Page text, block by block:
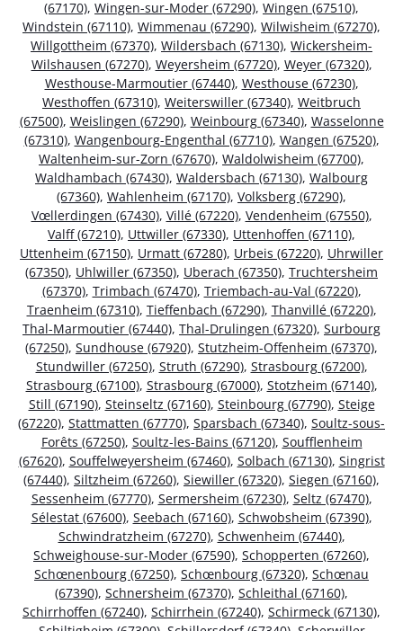
(67170), Wingen-sur-Moder (67290), Wingen (67510),
Windstein (67110), Wimmenau (67290), Wilwisheim (67270),
Willgottheim (67370), Wildersbach (67130), Wickersheim-
Wilshausen (67270), Weyersheim (67720), Weyer (67320),
Westhouse-Marmoutier (67440), Westhouse (67230),
Westhoffen (67310), Weiterswiller (67340), Weitbruch
(67500), Weislingen (67290), Weinbourg (67340), Wasselonne
(67310), Wangenbourg-Engenthal (67710), Wangen (67520),
Waltenheim-sur-Zorn (67670), Waldolwisheim (67700),
Waldhambach (67430), Waldersbach (67130), Walbourg
(67360), Wahlenheim (67170), Volksberg (67290),
Vœllerdingen (67430), Villé (67220), Vendenheim (67550),
Valff (67210), Uttwiller (67330), Uttenhoffen (67110),
Uttenheim (67150), Urmatt (67280), Urbeis (67220), Uhrwiller
(67350), Uhlwiller (67350), Uberach (67350), Truchtersheim
(67370), Trimbach (67470), Triembach-au-Val (67220),
Traenheim (67310), Tieffenbach (67290), Thanvillé (67220),
Thal-Marmoutier (67440), Thal-Drulingen (67320), Surbourg
(67250), Sundhouse (67920), Stutzheim-Offenheim (67370),
Stundwiller (67250), Struth (67290), Strasbourg (67200),
Strasbourg (67100), Strasbourg (67000), Stotzheim (67140),
Still (67190), Steinseltz (67160), Steinbourg (67790), Steige
(67220), Stattmatten (67770), Sparsbach (67340), Soultz-sous-
Forêts (67250), Soultz-les-Bains (67120), Soufflenheim
(67620), Souffelweyersheim (67460), Solbach (67130), Singrist
(67440), Siltzheim (67260), Siewiller (67320), Siegen (67160),
Sessenheim (67770), Sermersheim (67230), Seltz (67470),
Sélestat (67600), Seebach (67160), Schwobsheim (67390),
Schwindratzheim (67270), Schwenheim (67440),
Schweighouse-sur-Moder (67590), Schopperten (67260),
Schœnenbourg (67250), Schœnbourg (67320), Schœnau
(67390), Schnersheim (67370), Schleithal (67160),
Schirrhoffen (67240), Schirrhein (67240), Schirmeck (67130),